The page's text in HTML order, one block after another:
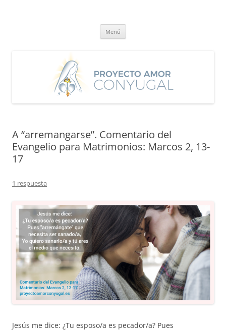
Menú
A “arremangarse”. Comentario del
Evangelio para Matrimonios: Marcos 2, 13-
17
1 respuesta
Jesús me dice: ¿Tu esposo/a es pecador/a? Pues